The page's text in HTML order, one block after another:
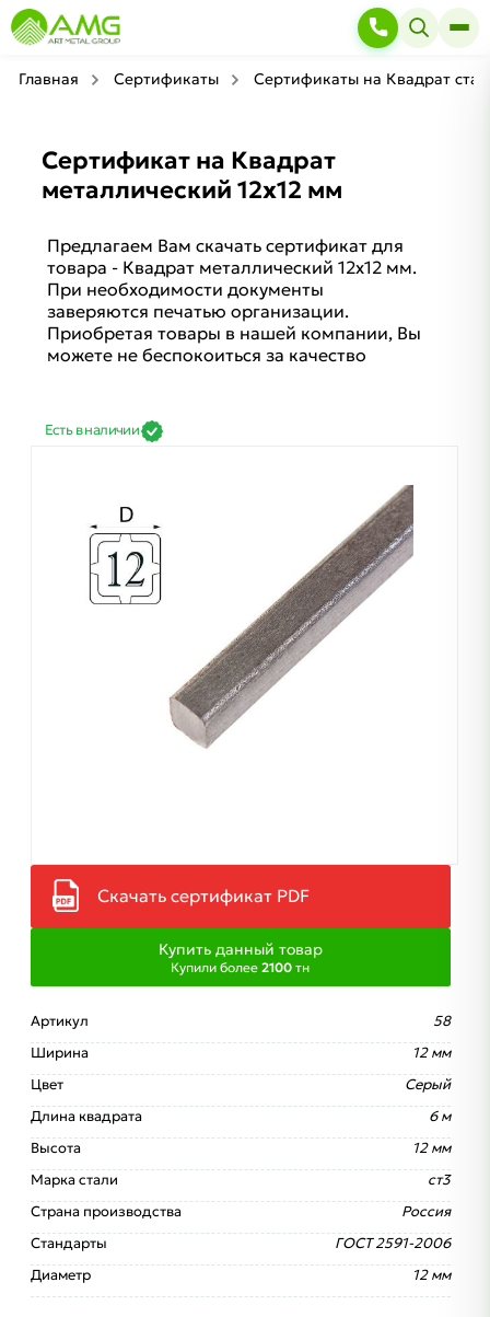
Главная Сертификаты Сертификаты на Квадрат
Сертификат на Квадрат
металлический 12х12 мм
Предлагаем Вам скачать сертификат для
товара - Квадрат металлический 12х12 мм.
При необходимости документы
заверяются печатью организации.
Приобретая товары в нашей компании, Вы
можете не беспокоиться за качество
Есть в наличии
Скачать сертификат PDF
Купить данный товар
Купили более2100 тн
Артикул
58
Ширина
12 мм
Цвет
Серый
Длина квадрата
6 м
Высота
12 мм
Марка стали
ст3
Страна производства
Россия
Стандарты
ГОСТ 2591-2006
Диаметр
12 мм